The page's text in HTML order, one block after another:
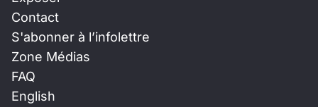
Contact
S'abonner à l’infolettre
Zone Médias
FAQ
English